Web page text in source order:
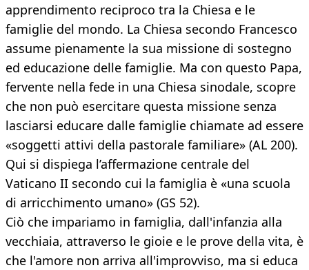
apprendimento reciproco tra la Chiesa e le
famiglie del mondo. La Chiesa secondo Francesco
assume pienamente la sua missione di sostegno
ed educazione delle famiglie. Ma con questo Papa,
fervente nella fede in una Chiesa sinodale, scopre
che non può esercitare questa missione senza
lasciarsi educare dalle famiglie chiamate ad essere
«soggetti attivi della pastorale familiare» (AL 200).
Qui si dispiega l’affermazione centrale del
Vaticano II secondo cui la famiglia è «una scuola
di arricchimento umano» (GS 52).
Ciò che impariamo in famiglia, dall'infanzia alla
vecchiaia, attraverso le gioie e le prove della vita, è
che l'amore non arriva all'improvviso, ma si educa